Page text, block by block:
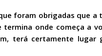
foram obrigadas que
onde começa a
terá certamente lugar